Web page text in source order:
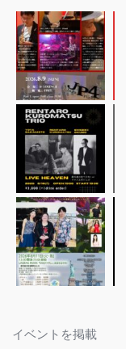
イベントを掲載